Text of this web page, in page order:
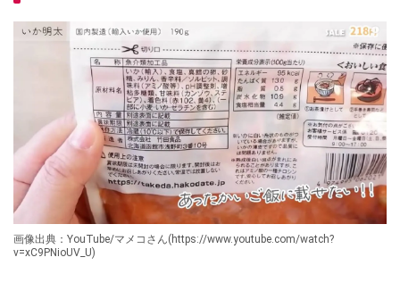
画像出典：YouTube/マメコさん(https://www.youtube.com/watch?
v=xC9PNioUV_U)